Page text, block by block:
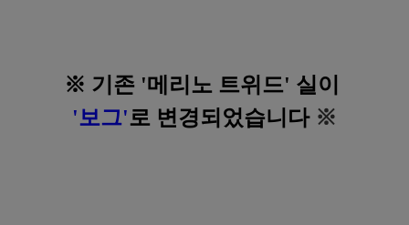
※ 기존 '메리노 트위드' 실이
'보그'로 변경되었습니다 ※